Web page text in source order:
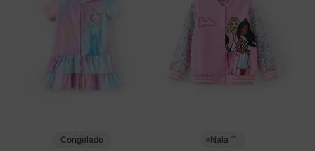
Congelado Naia ™